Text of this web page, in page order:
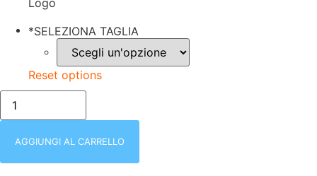
*SELEZIONA TAGLIA
Reset options
CASACCA
UOMO
|
NERA
AGGIUNGI AL CARRELLO